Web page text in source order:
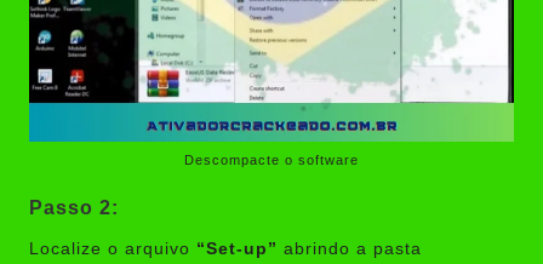
Descompacte o software
Passo 2:
Localize o arquivo “Set-up” abrindo a pasta